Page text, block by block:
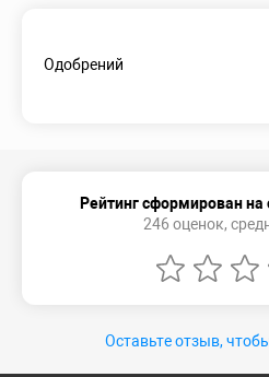
Одобрений
Рейтинг сформирован
246 оценок,
Оставьте отзыв,